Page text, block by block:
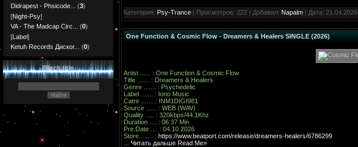
Didrapest - Phsicode...
(3)
[Night-Psy]
VA - The Madcap Circ...
(0)
[Label]
Ketuh Records Диског...
(0)
Block title
Категория: Psy-Trance | Просмотров: 222 | Добавил: Napalm | Дата: 21.04.2026
One Function & Cosmic Flow - Dreamers & Healers SINGLE (2026)
Artist ...... : One Function & Cosmic Flow
Title ....... : Dreamers & Healers
Genre ....... : Psychedelic
Label ....... : Iono Music
Catnr ....... : INM1DIGI981
Source ...... : WEB (WAV)
Quality ..... : 320kbps/44.1Khz
Duration .... : 06:37 Min
Pre.Date .... : 04.10.2026
Store ....... : https://www.beatport.com/release/dreamers-healers/6786299
Читать дальше Read Me»